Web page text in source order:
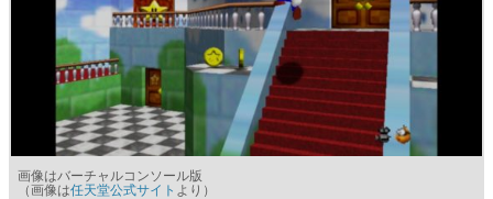
画像はバーチャルコンソール版
（画像は任天堂公式サイト より）